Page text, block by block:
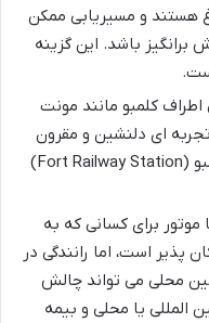
هستند و مسیریابی ممکن
برانگیز باشد. این گزینه
کلمبو مانند مونت
تجربه ای دلنشین و مقرون
به صرفه باشد. ایستگاه فورت کلمبو (Fort Railway Station)
موتور برای کسانی که به
پذیر است، اما رانندگی در
محلی می تواند چالش
المللی یا محلی و بیمه